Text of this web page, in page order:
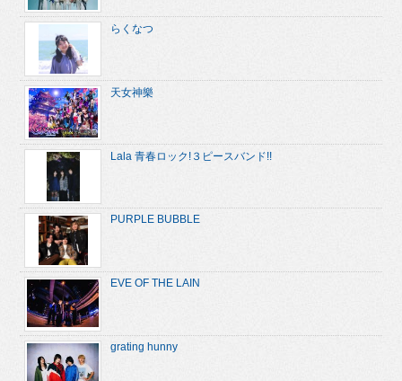
らくなつ
天女神樂
Lala 青春ロック!３ピースバンド!!
PURPLE BUBBLE
EVE OF THE LAIN
grating hunny